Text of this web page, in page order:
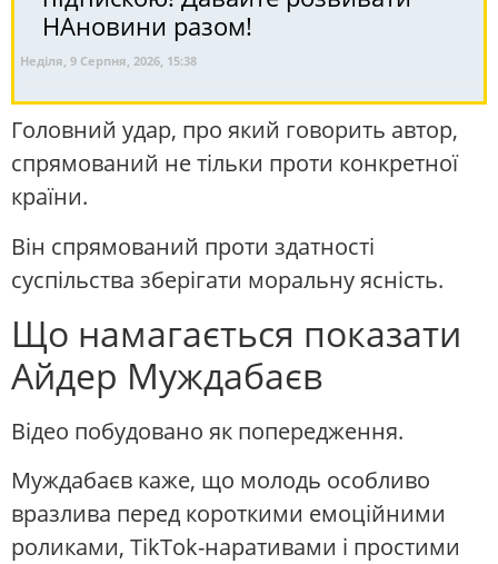
НАновини разом!
Неділя, 9 Серпня, 2026, 15:38
Головний удар, про який говорить автор,
спрямований не тільки проти конкретної
країни.
Він спрямований проти здатності
суспільства зберігати моральну ясність.
Що намагається показати
Айдер Муждабаєв
Відео побудовано як попередження.
Муждабаєв каже, що молодь особливо
вразлива перед короткими емоційними
роликами, TikTok-наративами і простими